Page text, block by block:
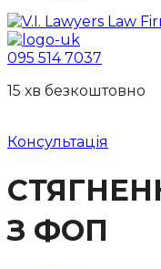
095 514 7037
15 хв безкоштовно
Консультація
З ФОП